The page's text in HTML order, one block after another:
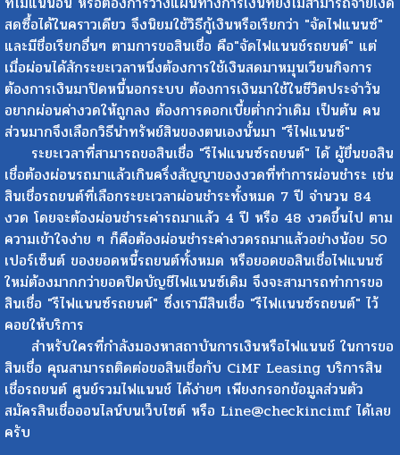
ที่ไม่แน่นอน หรือต้องการวางแผนทางการเงินที่ยังไม่สามารถจ่ายเงิด
สดซื้อได้ในคราวเดียว จึงนิยมใช้วิธีกู้เงินหรือเรียกว่า "จัดไฟแนนซ์"
และมีชื่อเรียกอื่นๆ ตามการขอสินเชื่อ คือ"จัดไฟแนนช์รถยนต์" แต่
เมื่อผ่อนได้สักระยะเวลาหนึ่งต้องการใช้เงินสดมาหมุนเวียนกิจการ
ต้องการเงินมาปิดหนี้นอกระบบ ต้องการเงินมาใช้ในชีวิตประจำวัน
อยากผ่อนค่างวดให้ถูกลง ต้องการดอกเบี้ยต่ำกว่าเดิม เป็นต้น คน
ส่วนมากจึงเลือกวิธีนำทรัพย์สินของตนเองนั้นมา "รีไฟแนนซ์"
ระยะเวลาที่สามารถขอสินเชื่อ "รีไฟแนนซ์รถยนต์" ได้ ผู้ยื่นขอสิน
เชื่อต้องผ่อนรถมาแล้วเกินครึ่งสัญญาของงวดที่ทำการผ่อนชำระ เช่น
สินเชื่อรถยนต์ที่เลือกระยะเวลาผ่อนชำระทั้งหมด 7 ปี จำนวน 84
งวด โดยจะต้องผ่อนชำระค่ารถมาแล้ว 4 ปี หรือ 48 งวดขึ้นไป ตาม
ความเข้าใจง่าย ๆ ก็คือต้องผ่อนชำระค่างวดรถมาแล้วอย่างน้อย 50
เปอร์เซ็นต์ ของยอดหนี้รถยนต์ทั้งหมด หรือยอดขอสินเชื่อไฟแนนซ์
ใหม่ต้องมากกว่ายอดปิดบัญชีไฟแนนซ์เดิม จึงจะสามารถทำการขอ
สินเชื่อ "รีไฟแนนซ์รถยนต์" ซึ่งเรามีสินเชื่อ "รีไฟเเนนซ์รถยนต์" ไว้
คอยให้บริการ
สำหรับใครที่กำลังมองหาสถาบันการเงินหรือไฟแนนช์ ในการขอ
สินเชื่อ คุณสามารถติดต่อขอสินเชื่อกับ CiMF Leasing บริการสิน
เชื่อรถยนต์ ศูนย์รวมไฟแนนช์ ได้ง่ายๆ เพียงกรอกข้อมูลส่วนตัว
สมัครสินเชื่อออนไลน์บนเว็บไซต์ หรือ Line@checkincimf ได้เลย
ครับ